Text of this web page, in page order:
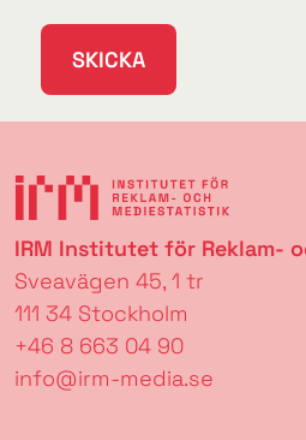
SKICKA
IRM Institutet för Reklam-
Sveavägen 45, 1 tr
111 34 Stockholm
+46 8 663 04 90
info@irm-media.se